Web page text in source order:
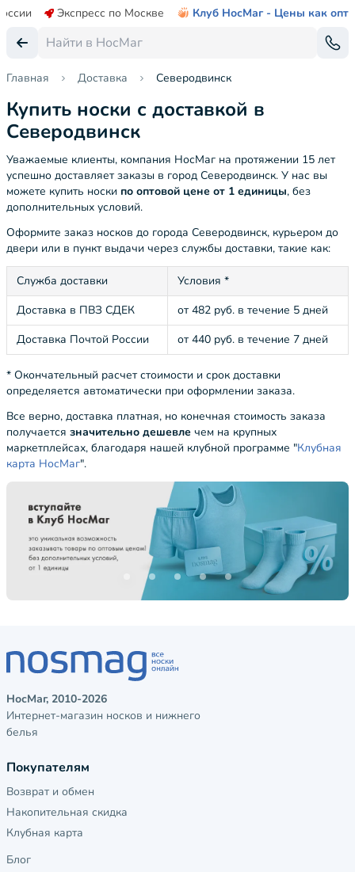
Экспресс по Москве Клуб НосМаг - Цены как опт
Главная Доставка Северодвинск
Купить носки с доставкой в
Северодвинск
Уважаемые клиенты, компания НосМаг на протяжении 15 лет
успешно доставляет заказы в город Северодвинск. У нас вы
можете купить носки по оптовой цене от 1 единицы, без
дополнительных условий.
Оформите заказ носков до города Северодвинск, курьером до
двери или в пункт выдачи через службы доставки, такие как:
Служба доставки
Условия *
Доставка в ПВЗ СДЕК
от 482 руб. в течение 5 дней
Доставка Почтой России
от 440 руб. в течение 7 дней
* Окончательный расчет стоимости и срок доставки
определяется автоматически при оформлении заказа.
Все верно, доставка платная, но конечная стоимость заказа
получается значительно дешевле чем на крупных
маркетплейсах, благодаря нашей клубной программе "Клубная
карта НосМаг".
НосМаг, 2010-2026
Интернет-магазин носков и нижнего
белья
Покупателям
Возврат и обмен
Накопительная скидка
Клубная карта
Блог